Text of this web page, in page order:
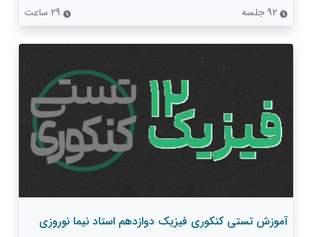
آموزش تستی کنکوری فیزیک دوازدهم استاد نیما نوروزی